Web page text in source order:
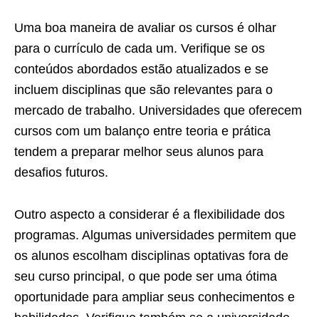
Uma boa maneira de avaliar os cursos é olhar
para o currículo de cada um. Verifique se os
conteúdos abordados estão atualizados e se
incluem disciplinas que são relevantes para o
mercado de trabalho. Universidades que oferecem
cursos com um balanço entre teoria e prática
tendem a preparar melhor seus alunos para
desafios futuros.
Outro aspecto a considerar é a flexibilidade dos
programas. Algumas universidades permitem que
os alunos escolham disciplinas optativas fora de
seu curso principal, o que pode ser uma ótima
oportunidade para ampliar seus conhecimentos e